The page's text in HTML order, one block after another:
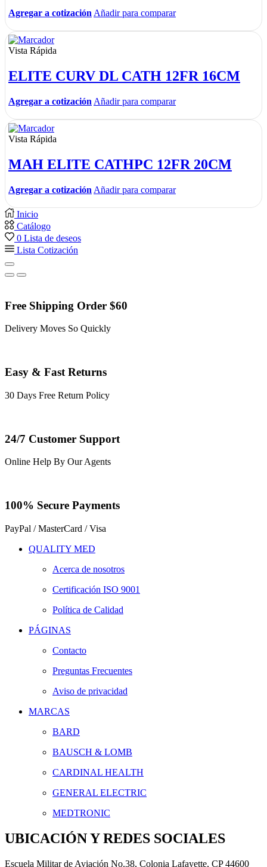
Agregar a cotización Añadir para comparar
Vista Rápida
ELITE CURV DL CATH 12FR 16CM
Agregar a cotización Añadir para comparar
Vista Rápida
MAH ELITE CATHPC 12FR 20CM
Agregar a cotización Añadir para comparar
Inicio
Catálogo
0 Lista de deseos
Lista Cotización
Free Shipping Order $60
Delivery Moves So Quickly
Easy & Fast Returns
30 Days Free Return Policy
24/7 Customer Support
Online Help By Our Agents
100% Secure Payments
PayPal / MasterCard / Visa
QUALITY MED
Acerca de nosotros
Certificación ISO 9001
Política de Calidad
PÁGINAS
Contacto
Preguntas Frecuentes
Aviso de privacidad
MARCAS
BARD
BAUSCH & LOMB
CARDINAL HEALTH
GENERAL ELECTRIC
MEDTRONIC
UBICACIÓN Y REDES SOCIALES
Escuela Militar de Aviación No.38, Colonia Lafayette, CP 44600